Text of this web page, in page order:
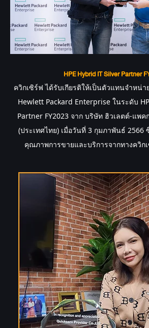
HPE Hybrid IT Silver Partner
ควิกเซิร์ฟ ได้รับเกียรติให้เป็นตัวแทนจำหน่
Hewlett Packard Enterprise ในระดับ
Partner FY2023 จาก บริษัท ฮิวเลตต์-แพค
(ประเทศไทย) เมื่อวันที่ 3 กุมภาพันธ์ 2566
คุณภาพการขายและบริการจากทางควิก